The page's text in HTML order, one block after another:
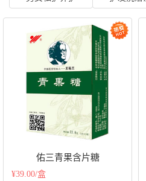
佑三青果含片糖
¥39.00/盒